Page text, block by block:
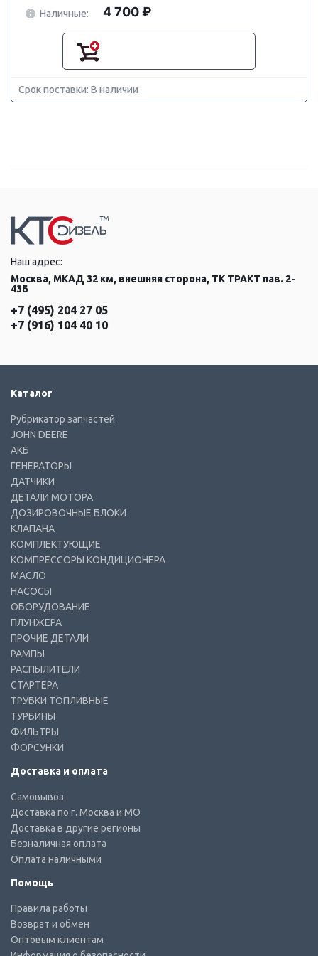
Наличные:
4 700 ₽
Срок поставки: В наличии
Наш адрес:
Москва, МКАД 32 км, внешняя сторона, ТК ТРАКТ пав. 2-
43Б
+7 (495) 204 27 05
+7 (916) 104 40 10
Каталог
Рубрикатор запчастей
JOHN DEERE
АКБ
ГЕНЕРАТОРЫ
ДАТЧИКИ
ДЕТАЛИ МОТОРА
ДОЗИРОВОЧНЫЕ БЛОКИ
КЛАПАНА
КОМПЛЕКТУЮЩИЕ
КОМПРЕССОРЫ КОНДИЦИОНЕРА
МАСЛО
НАСОСЫ
ОБОРУДОВАНИЕ
ПЛУНЖЕРА
ПРОЧИЕ ДЕТАЛИ
РАМПЫ
РАСПЫЛИТЕЛИ
СТАРТЕРА
ТРУБКИ ТОПЛИВНЫЕ
ТУРБИНЫ
ФИЛЬТРЫ
ФОРСУНКИ
Доставка и оплата
Самовывоз
Доставка по г. Москва и МО
Доставка в другие регионы
Безналичная оплата
Оплата наличными
Помощь
Правила работы
Возврат и обмен
Оптовым клиентам